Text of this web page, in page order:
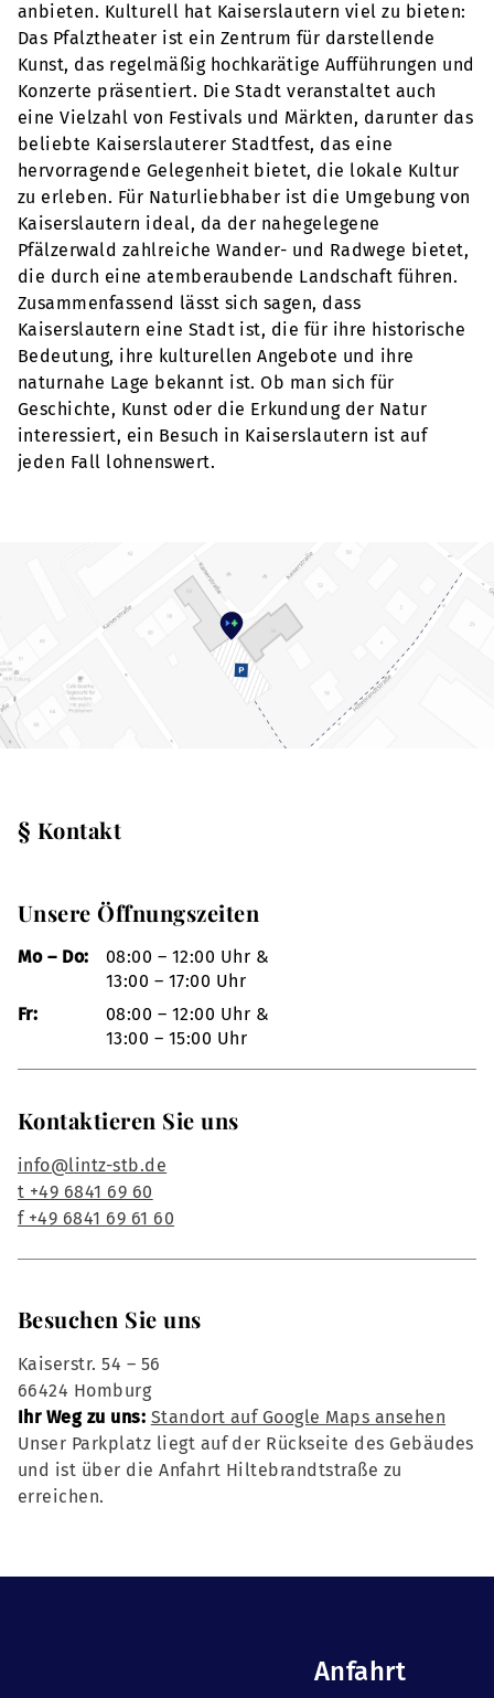
anbieten. Kulturell hat Kaiserslautern viel zu bieten:
Das Pfalztheater ist ein Zentrum für darstellende
Kunst, das regelmäßig hochkarätige Aufführungen und
Konzerte präsentiert. Die Stadt veranstaltet auch
eine Vielzahl von Festivals und Märkten, darunter das
beliebte Kaiserslauterer Stadtfest, das eine
hervorragende Gelegenheit bietet, die lokale Kultur
zu erleben. Für Naturliebhaber ist die Umgebung von
Kaiserslautern ideal, da der nahegelegene
Pfälzerwald zahlreiche Wander- und Radwege bietet,
die durch eine atemberaubende Landschaft führen.
Zusammenfassend lässt sich sagen, dass
Kaiserslautern eine Stadt ist, die für ihre historische
Bedeutung, ihre kulturellen Angebote und ihre
naturnahe Lage bekannt ist. Ob man sich für
Geschichte, Kunst oder die Erkundung der Natur
interessiert, ein Besuch in Kaiserslautern ist auf
jeden Fall lohnenswert.
§ Kontakt
Unsere Öffnungszeiten
Mo – Do:
08:00 – 12:00 Uhr &
13:00 – 17:00 Uhr
Fr:
08:00 – 12:00 Uhr &
13:00 – 15:00 Uhr
Kontaktieren Sie uns
info@lintz-stb.de
t +49 6841 69 60
f +49 6841 69 61 60
Besuchen Sie uns
Kaiserstr. 54 – 56
66424 Homburg
Ihr Weg zu uns: Standort auf Google Maps ansehen
Unser Parkplatz liegt auf der Rückseite des Gebäudes
und ist über die Anfahrt Hiltebrandtstraße zu
erreichen.
Anfahrt